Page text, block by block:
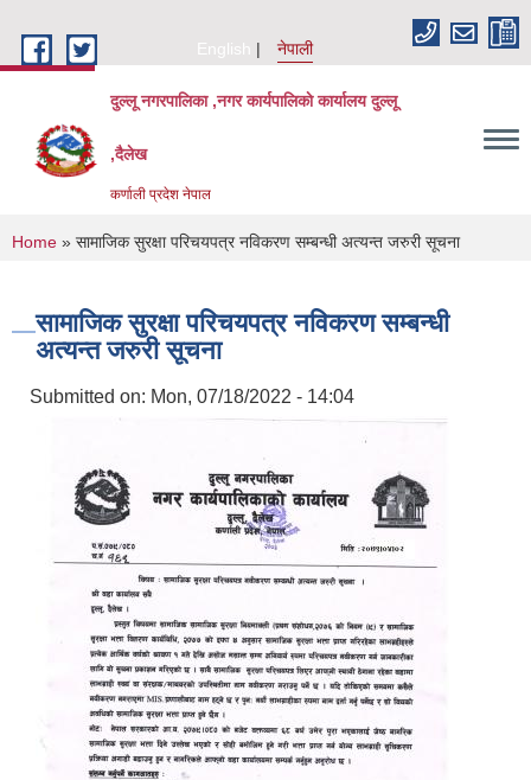
English
नेपाली
दुल्लू नगरपालिका ,नगर कार्यपालिकाे कार्यालय दुल्लू
,दैलेख
कर्णाली प्रदेश नेपाल
You are here
Home » सामाजिक सुरक्षा परिचयपत्र नविकरण सम्बन्धी अत्यन्त जरुरी सूचना
सामाजिक सुरक्षा परिचयपत्र नविकरण सम्बन्धी
अत्यन्त जरुरी सूचना
Submitted on: Mon, 07/18/2022 - 14:04